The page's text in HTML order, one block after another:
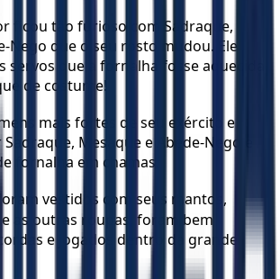
ficou tão furioso com Sadraque,
Nego que o seu rosto mudou. Ele
servos que a fornalha fosse aquecida
de costume!
mais fortes de seu exército e
Mesaque e Abede-Nego e
fornalha em chamas.
vestidos com seus mantos,
as outras roupas, foram bem
e jogados dentro da grande